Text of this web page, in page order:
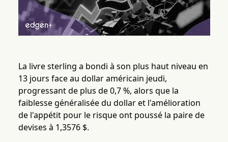
La livre sterling a bondi à son plus haut niveau en
13 jours face au dollar américain jeudi,
progressant de plus de 0,7 %, alors que la
faiblesse généralisée du dollar et l'amélioration
de l'appétit pour le risque ont poussé la paire de
devises à 1,3576 $.